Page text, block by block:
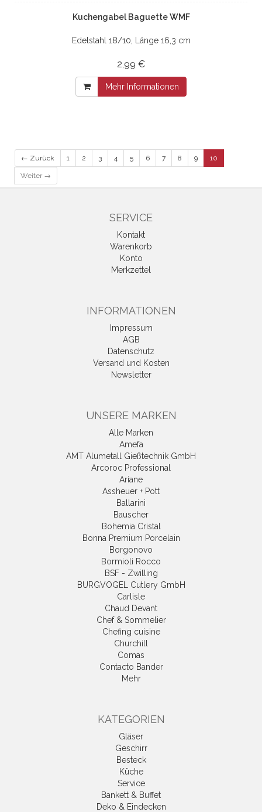
Kuchengabel Baguette WMF
Edelstahl 18/10, Länge 16,3 cm
2,99 €
Mehr Informationen
← Zurück 1 2 3 4 5 6 7 8 9 10
Weiter →
SERVICE
Kontakt
Warenkorb
Konto
Merkzettel
INFORMATIONEN
Impressum
AGB
Datenschutz
Versand und Kosten
Newsletter
UNSERE MARKEN
Alle Marken
Amefa
AMT Alumetall Gießtechnik GmbH
Arcoroc Professional
Ariane
Assheuer + Pott
Ballarini
Bauscher
Bohemia Cristal
Bonna Premium Porcelain
Borgonovo
Bormioli Rocco
BSF - Zwilling
BURGVOGEL Cutlery GmbH
Carlisle
Chaud Devant
Chef & Sommelier
Chefing cuisine
Churchill
Comas
Contacto Bander
Mehr
KATEGORIEN
Gläser
Geschirr
Besteck
Küche
Service
Bankett & Buffet
Deko & Eindecken